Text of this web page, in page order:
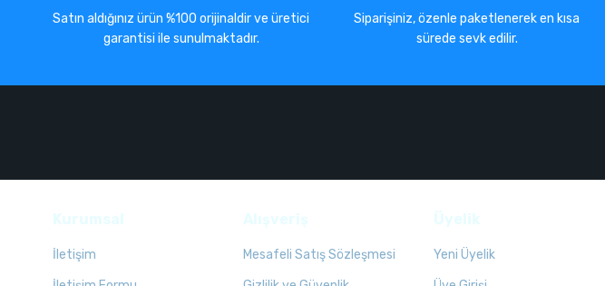
Satın aldığınız ürün %100 orijinaldir ve üretici
garantisi ile sunulmaktadır.
Siparişiniz, özenle paketlenerek en kısa
sürede sevk edilir.
İletişim
Mesafeli Satış Sözleşmesi
Yeni Üyelik